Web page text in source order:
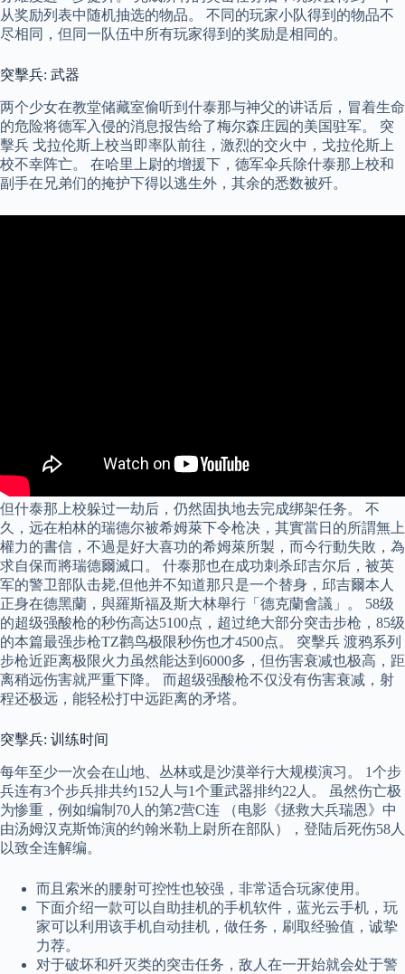
从奖励列表中随机抽选的物品。 不同的玩家小队得到的物品不
尽相同，但同一队伍中所有玩家得到的奖励是相同的。
突擊兵: 武器
两个少女在教堂储藏室偷听到什泰那与神父的讲话后，冒着生命
的危险将德军入侵的消息报告给了梅尔森庄园的美国驻军。 突
擊兵 戈拉伦斯上校当即率队前往，激烈的交火中，戈拉伦斯上
校不幸阵亡。 在哈里上尉的增援下，德军伞兵除什泰那上校和
副手在兄弟们的掩护下得以逃生外，其余的悉数被歼。
但什泰那上校躲过一劫后，仍然固执地去完成绑架任务。 不
久，远在柏林的瑞德尔被希姆萊下令枪决，其實當日的所謂無上
權力的書信，不過是好大喜功的希姆萊所製，而今行動失敗，為
求自保而將瑞德爾滅口。 什泰那也在成功刺杀邱吉尔后，被英
军的警卫部队击毙,但他并不知道那只是一个替身，邱吉爾本人
正身在德黑蘭，與羅斯福及斯大林舉行「德克蘭會議」。 58级
的超级强酸枪的秒伤高达5100点，超过绝大部分突击步枪，85级
的本篇最强步枪TZ鹳鸟极限秒伤也才4500点。 突擊兵 渡鸦系列
步枪近距离极限火力虽然能达到6000多，但伤害衰减也极高，距
离稍远伤害就严重下降。 而超级强酸枪不仅没有伤害衰减，射
程还极远，能轻松打中远距离的矛塔。
突擊兵: 训练时间
每年至少一次会在山地、丛林或是沙漠举行大规模演习。 1个步
兵连有3个步兵排共约152人与1个重武器排约22人。 虽然伤亡极
为惨重，例如编制70人的第2营C连 （电影《拯救大兵瑞恩》中
由汤姆汉克斯饰演的约翰米勒上尉所在部队），登陆后死伤58人
以致全连解编。
而且索米的腰射可控性也较强，非常适合玩家使用。
下面介绍一款可以自助挂机的手机软件，蓝光云手机，玩
家可以利用该手机自动挂机，做任务，刷取经验值，诚挚
力荐。
对于破坏和歼灭类的突击任务，敌人在一开始就会处于警